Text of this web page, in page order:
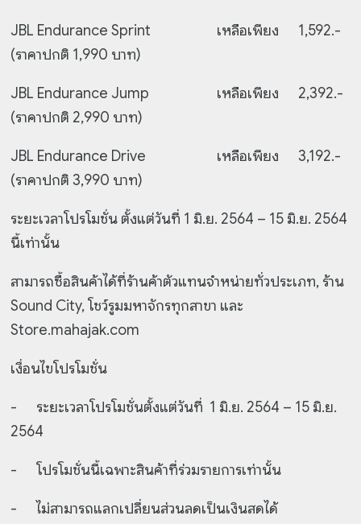
JBL Endurance Sprint
เหลือเพียง 1,592.-
(ราคาปกติ 1,990 บาท)
JBL Endurance Jump
เหลือเพียง 2,392.-
(ราคาปกติ 2,990 บาท)
JBL Endurance Drive
เหลือเพียง 3,192.-
(ราคาปกติ 3,990 บาท)
ระยะเวลาโปรโมชั่น ตั้งแต่วันที่ 1 มิ.ย. 2564 – 15 มิ.ย. 2564
นี้เท่านั้น
สามารถซื้อสินค้าได้ที่ร้านค้าตัวแทนจำหน่ายทั่วประเภท, ร้าน
Sound City, โชว์รูมมหาจักรทุกสาขา และ
Store.mahajak.com
เงื่อนไขโปรโมชั่น
-
ระยะเวลาโปรโมชั่นตั้งแต่วันที่ 1 มิ.ย. 2564 – 15 มิ.ย.
2564
- โปรโมชั่นนี้เฉพาะสินค้าที่ร่วมรายการเท่านั้น
- ไม่สามารถแลกเปลี่ยนส่วนลดเป็นเงินสดได้